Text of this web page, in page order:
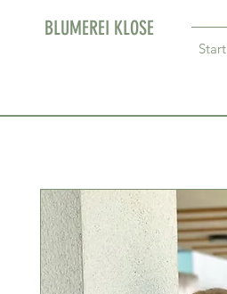
BLUMEREI KLOSE
Start